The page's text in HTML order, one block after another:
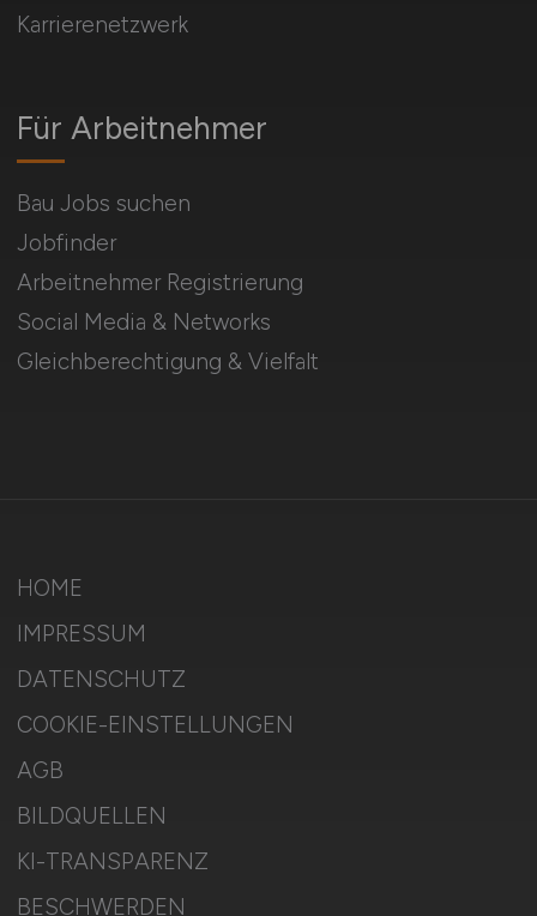
Für Arbeitnehmer
Bau Jobs suchen
Jobfinder
Arbeitnehmer Registrierung
Social Media & Networks
Gleichberechtigung & Vielfalt
Karrierenetzwerk
HOME
IMPRESSUM
DATENSCHUTZ
COOKIE-EINSTELLUNGEN
AGB
BILDQUELLEN
KI-TRANSPARENZ
BESCHWERDEN